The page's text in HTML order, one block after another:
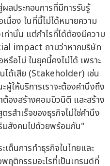
ลประกอบการที่มีการรับรู้
อง ในที่นี้ไม่ได้หมายความ
ท่านั้น แต่กำไรที่ได้ต้องมีความ
impact ถามว่าหากบริษัท
รือไม่ ในยุคนี้คงไม่ได้ เพราะ
ได้เสีย (Stakeholder) เช่น
ให้บริการเราจะต้องคำนึงถึง
องสร้างคอมมิวนิตี และสร้าง
รสำเร็จของธุรกิจไม่ใช่คำนึง
มสังคมไปด้วยพร้อมกัน"
เด็นการทำธุรกิจในไทยและ
ฤติกรรมอะไรที่เป็นเทรนด์ที่